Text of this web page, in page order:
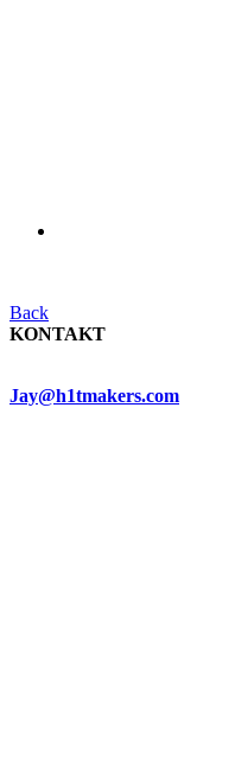
Back
KONTAKT
Jay@h1tmakers.com